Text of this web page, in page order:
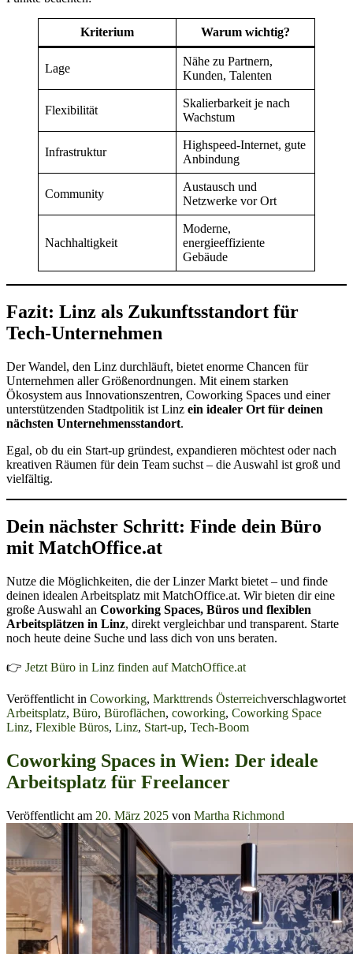
Kriterium Warum wichtig?
Lage
Nähe zu Partnern,
Kunden, Talenten
Flexibilität
Skalierbarkeit je nach
Wachstum
Infrastruktur
Highspeed-Internet, gute
Anbindung
Community
Austausch und
Netzwerke vor Ort
Nachhaltigkeit
Moderne,
energieeffiziente
Gebäude
Fazit: Linz als Zukunftsstandort für
Tech-Unternehmen
Der Wandel, den Linz durchläuft, bietet enorme Chancen für
Unternehmen aller Größenordnungen. Mit einem starken
Ökosystem aus Innovationszentren, Coworking Spaces und einer
unterstützenden Stadtpolitik ist Linz ein idealer Ort für deinen
nächsten Unternehmensstandort.
Egal, ob du ein Start-up gründest, expandieren möchtest oder nach
kreativen Räumen für dein Team suchst – die Auswahl ist groß und
vielfältig.
Dein nächster Schritt: Finde dein Büro
mit MatchOffice.at
Nutze die Möglichkeiten, die der Linzer Markt bietet – und finde
deinen idealen Arbeitsplatz mit MatchOffice.at. Wir bieten dir eine
große Auswahl an Coworking Spaces, Büros und flexiblen
Arbeitsplätzen in Linz, direkt vergleichbar und transparent. Starte
noch heute deine Suche und lass dich von uns beraten.
👉 Jetzt Büro in Linz finden auf MatchOffice.at
Veröffentlicht in Coworking, Markttrends Österreichverschlagwortet
Arbeitsplatz, Büro, Büroflächen, coworking, Coworking Space
Linz, Flexible Büros, Linz, Start-up, Tech-Boom
Coworking Spaces in Wien: Der ideale
Arbeitsplatz für Freelancer
Veröffentlicht am 20. März 2025 von Martha Richmond